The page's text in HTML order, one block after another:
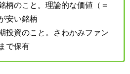
柄のこと。理論的な価値（＝
安い銘柄
投資のこと。さわかみファン
で保有